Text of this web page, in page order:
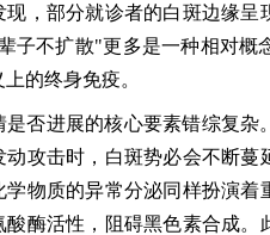
现，部分就诊者的白斑边缘
子不扩散"更多是一种相对概
的终身免疫。
是否进展的核心要素错综复杂
动攻击时，白斑势必会不断
学物质的异常分泌同样扮演着
酸酶活性，阻碍黑色素合成